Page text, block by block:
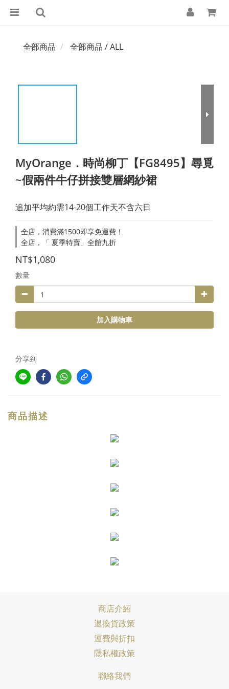
全部商品 全部商品 / ALL
MyOrange．時尚柳丁【FG8495】尋覓
~假兩件牛仔拼接雙層網紗裙
追加平均約需14-20個工作天不含六日
全店，消費滿1500即享免運費！
全店，「 夏季特賣」全館九折
NT$1,080
數量
加入購物車
分享到
商品描述
商店介紹
退換貨政策
運費與折扣
隱私權政策
聯絡我們